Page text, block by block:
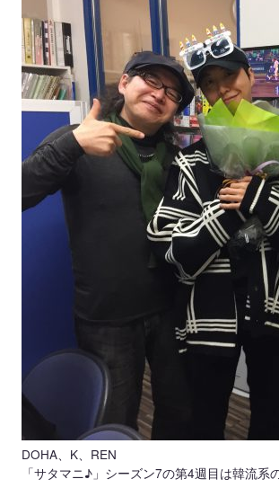
DOHA、K、REN
「サタマニ♪」シーズン7の第4週目は韓流